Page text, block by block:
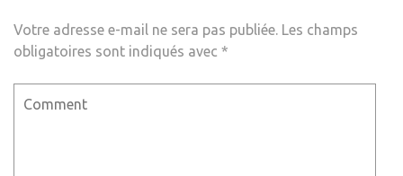
Votre adresse e-mail ne sera pas publiée. Les champs
obligatoires sont indiqués avec *